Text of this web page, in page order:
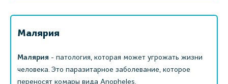
Малярия
Малярия - патология, которая может угрожать жизни
человека. Это паразитарное заболевание, которое
переносят комары вида Anopheles.